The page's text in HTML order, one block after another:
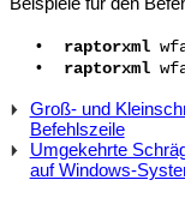
• raptorxml
•
raptorxml
Groß- und
Befehlszeile
Umgekehrte
auf Windows-